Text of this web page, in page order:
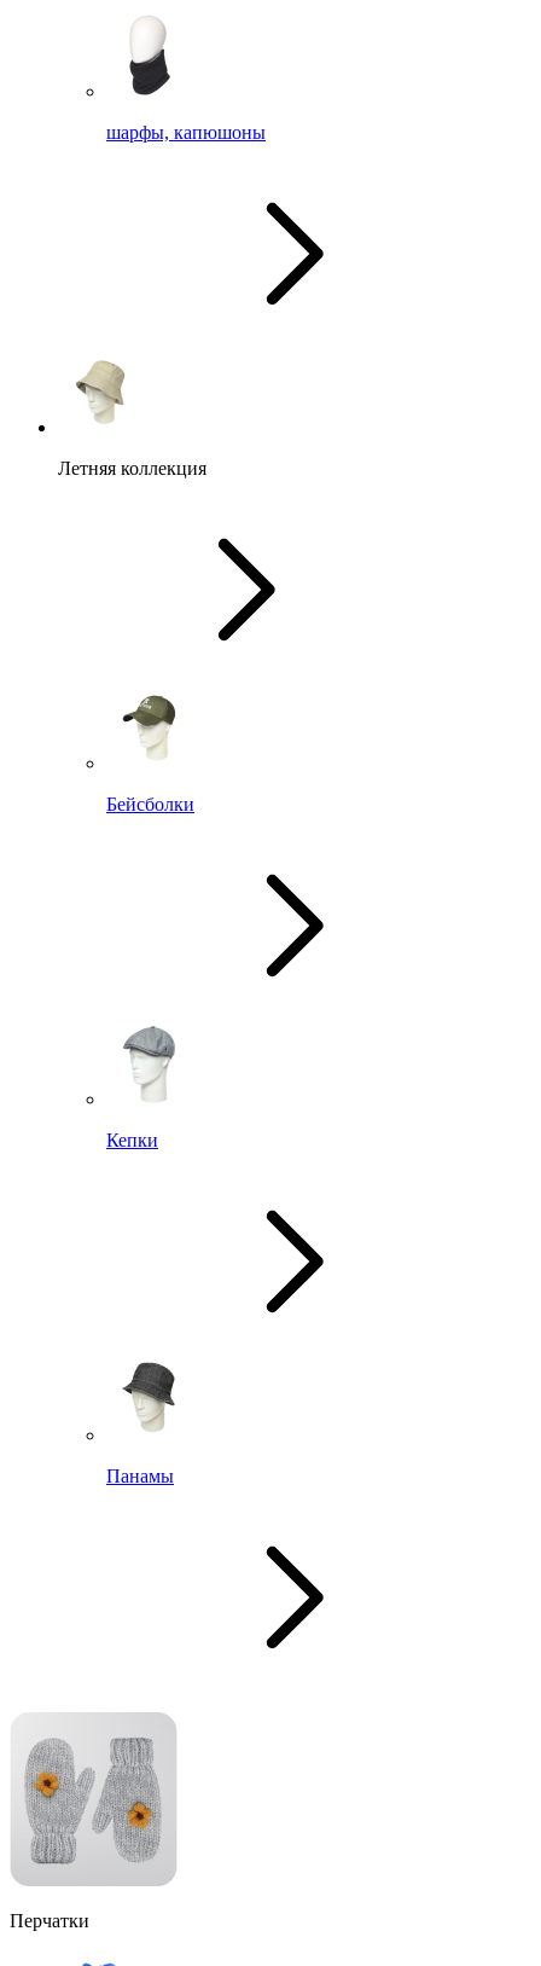
шарфы, капюшоны
Летняя коллекция
Бейсболки
Кепки
Панамы
Перчатки